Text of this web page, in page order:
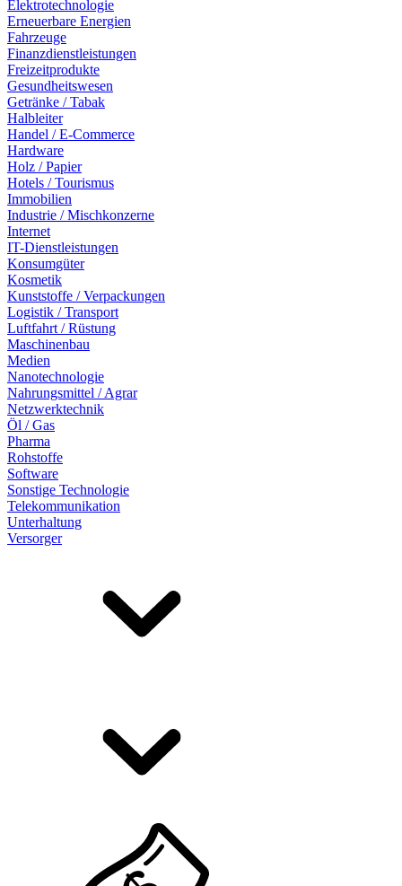
Elektrotechnologie
Erneuerbare Energien
Fahrzeuge
Finanzdienstleistungen
Freizeitprodukte
Gesundheitswesen
Getränke / Tabak
Halbleiter
Handel / E-Commerce
Hardware
Holz / Papier
Hotels / Tourismus
Immobilien
Industrie / Mischkonzerne
Internet
IT-Dienstleistungen
Konsumgüter
Kosmetik
Kunststoffe / Verpackungen
Logistik / Transport
Luftfahrt / Rüstung
Maschinenbau
Medien
Nanotechnologie
Nahrungsmittel / Agrar
Netzwerktechnik
Öl / Gas
Pharma
Rohstoffe
Software
Sonstige Technologie
Telekommunikation
Unterhaltung
Versorger